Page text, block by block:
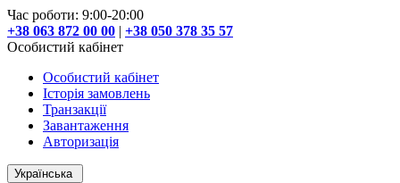
Час роботи: 9:00-20:00
+38 063 872 00 00 | +38 050 378 35 57
Особистий кабінет
Особистий кабінет
Історія замовлень
Транзакції
Завантаження
Авторизація
Українська